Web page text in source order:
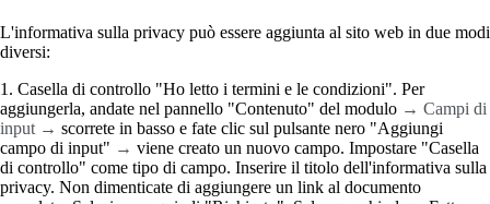
L'informativa sulla privacy può essere aggiunta al sito web in due modi
diversi:
1. Casella di controllo "Ho letto i termini e le condizioni". Per
aggiungerla, andate nel pannello "Contenuto" del modulo → Campi di
input → scorrete in basso e fate clic sul pulsante nero "Aggiungi
campo di input" → viene creato un nuovo campo. Impostare "Casella
di controllo" come tipo di campo. Inserire il titolo dell'informativa sulla
privacy. Non dimenticate di aggiungere un link al documento